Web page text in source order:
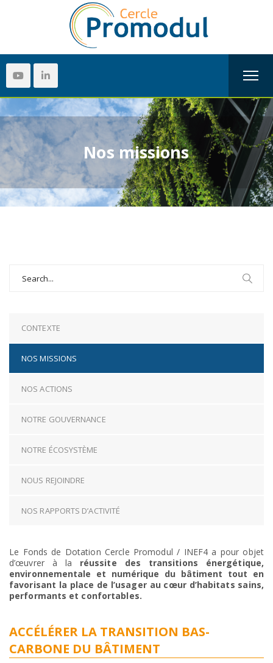
Nos missions
CONTEXTE
NOS MISSIONS
NOS ACTIONS
NOTRE GOUVERNANCE
NOTRE ÉCOSYSTÈME
NOUS REJOINDRE
NOS RAPPORTS D’ACTIVITÉ
Le Fonds de Dotation Cercle Promodul / INEF4 a pour objet
d’œuvrer à la réussite des transitions énergétique,
environnementale et numérique du bâtiment tout en
favorisant la place de l’usager au cœur d’habitats sains,
performants et confortables.
ACCÉLÉRER LA TRANSITION BAS-
CARBONE DU BÂTIMENT